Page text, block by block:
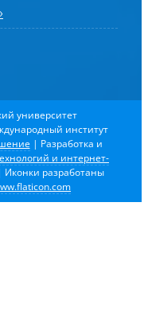
университет
институт
| Разработка и
и интернет-
разработаны